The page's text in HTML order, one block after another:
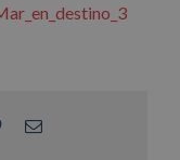
PinterestEmail